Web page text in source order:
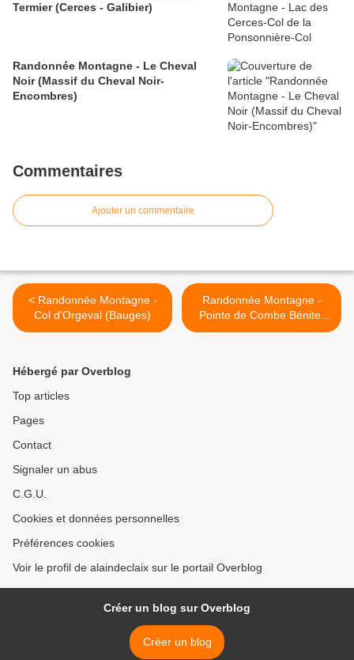
Termier (Cerces - Galibier)
Randonnée Montagne - Le Cheval
Noir (Massif du Cheval Noir-
Encombres)
Commentaires
Ajouter un commentaire
< Randonnée Montagne -
Col d'Orgeval (Bauges)
Randonnée Montagne -
Pointe de Combe Bénite-
Lac de Guio (Beaufortain) >
Hébergé par Overblog
Top articles
Pages
Contact
Signaler un abus
C.G.U.
Cookies et données personnelles
Préférences cookies
Voir le profil de alaindeclaix sur le portail Overblog
Créer un blog sur Overblog
Créer un blog